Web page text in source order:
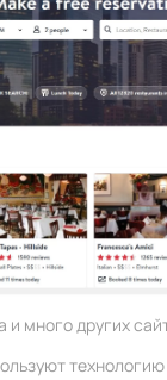
и много других